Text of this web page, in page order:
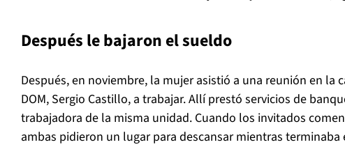
Después le bajaron el sueldo
Después, en noviembre, la mujer asistió a una reunión en la
DOM, Sergio Castillo, a trabajar. Allí prestó servicios de
trabajadora de la misma unidad. Cuando los invitados
ambas pidieron un lugar para descansar mientras terminaba